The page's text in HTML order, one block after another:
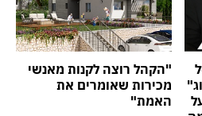
"הקהל רוצה לקנות מאנשי
מכירות שאומרים את
האמת"